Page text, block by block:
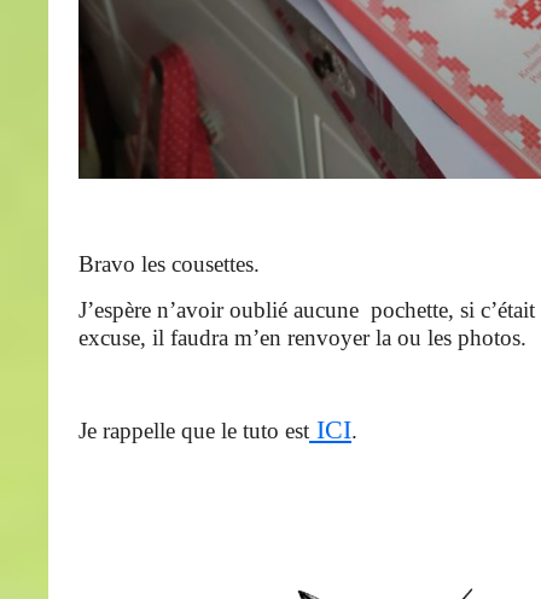
Bravo les cousettes.
J’espère n’avoir oublié aucune pochette, si c’était
excuse, il faudra m’en renvoyer la ou les photos.
Je rappelle que le tuto est ICI.